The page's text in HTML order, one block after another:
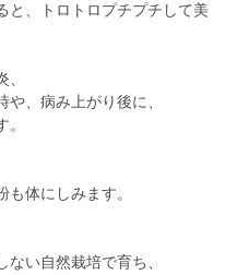
と、トロトロプチプチして美
、病み上がり後に、
体にしみます。
い自然栽培で育ち、